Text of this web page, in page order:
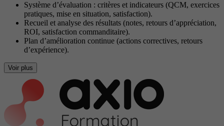
Système d’évaluation : critères et indicateurs (QCM, exercices
pratiques, mise en situation, satisfaction).
Recueil et analyse des résultats (notes, retours d’appréciation,
ROI, satisfaction commanditaire).
Plan d’amélioration continue (actions correctives, retours
d’expérience).
Voir plus